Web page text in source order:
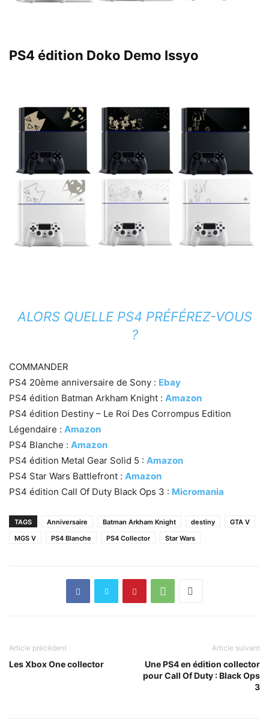
PS4 édition Doko Demo Issyo
ALORS QUELLE PS4 PRÉFÉREZ-VOUS
?
COMMANDER
PS4 20ème anniversaire de Sony : Ebay
PS4 édition Batman Arkham Knight : Amazon
PS4 édition Destiny – Le Roi Des Corrompus Edition
Légendaire : Amazon
PS4 Blanche : Amazon
PS4 édition Metal Gear Solid 5 : Amazon
PS4 Star Wars Battlefront : Amazon
PS4 édition Call Of Duty Black Ops 3 : Micromania
TAGS Anniversaire Batman Arkham Knight destiny
GTA V
MGS V
PS4 Blanche PS4 Collector Star Wars
Article précédent
Les Xbox One collector
Article suivant
Une PS4 en édition collector
pour Call Of Duty : Black Ops
3